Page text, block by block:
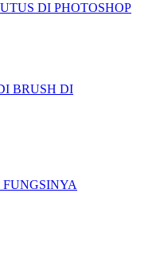
DI PHOTOSHOP
BRUSH DI